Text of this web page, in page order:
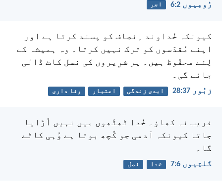
رُومِیوں 2:‏6 اجر
کیونکہ خُداوند اِنصاف کو پسند کرتا ہے اور
اپنے مُقدّسوں کو ترک نہیں کرتا۔ وہ ہمیشہ کے
لِئے محفُوظ ہیں۔
پر شرِیروں کی نسل کاٹ ڈالی
جائے گی۔
زبُور 37:‏28 ابدی زندگی اعتبار وفا داری
فریب نہ کھاؤ۔ خُدا ٹھٹّھوں میں نہیں اُڑایا
جاتا کیونکہ آدمی جو کُچھ بوتا ہے وُہی کاٹے
گا۔
گلتِیوں 6:‏7 خدا فصل